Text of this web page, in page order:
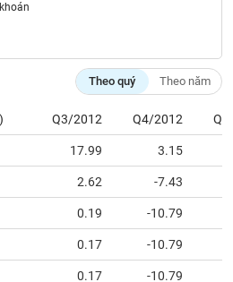
Theo quý Theo năm
Q3/2012 Q4/2012
17.99 3.15
2.62 -7.43
0.19 -10.79
0.17 -10.79
0.17 -10.79